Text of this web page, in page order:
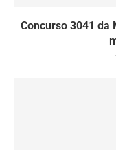
Concurso 3041 da